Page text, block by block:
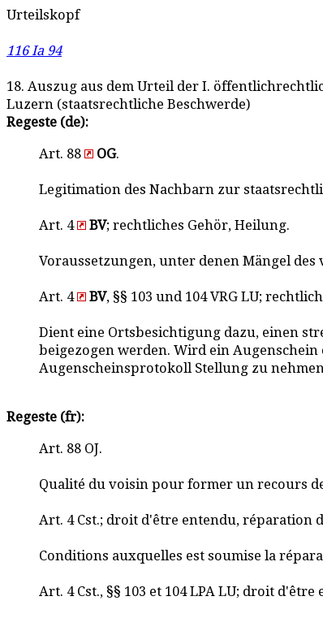
Urteilskopf
116 Ia 94
18. Auszug aus dem Urteil der I.
Luzern (staatsrechtliche Beschwerde)
Regeste (de):
Art. 88 OG.
Legitimation des Nachbarn zur
Art. 4 BV; rechtliches Gehör, Heilung.
Voraussetzungen, unter denen Mängel
Art. 4 BV, §§ 103 und 104 VRG LU;
Dient eine Ortsbesichtigung dazu, einen
beigezogen werden. Wird ein
Augenscheinsprotokoll Stellung zu
Regeste (fr):
Art. 88 OJ.
Qualité du voisin pour former un recours
Art. 4 Cst.; droit d'être entendu, réparation
Conditions auxquelles est soumise la
Art. 4 Cst., §§ 103 et 104 LPA LU; droit